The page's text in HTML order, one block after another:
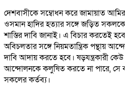
দেশবাসীকে সম্বোধন করে জামায়াত
ওসমান হাদির হত্যার সঙ্গে জড়িত সকলকে
শাস্তির দাবি জানাই। এ বিচার করতেই
অবিচলতার সঙ্গে নিয়মতান্ত্রিক পন্থায়
দাবি আদায় করতে হবে। ষড়যন্ত্রকারী
আন্দোলনকে কলুষিত করতে না পারে, সে
সকলের কর্তব্য।